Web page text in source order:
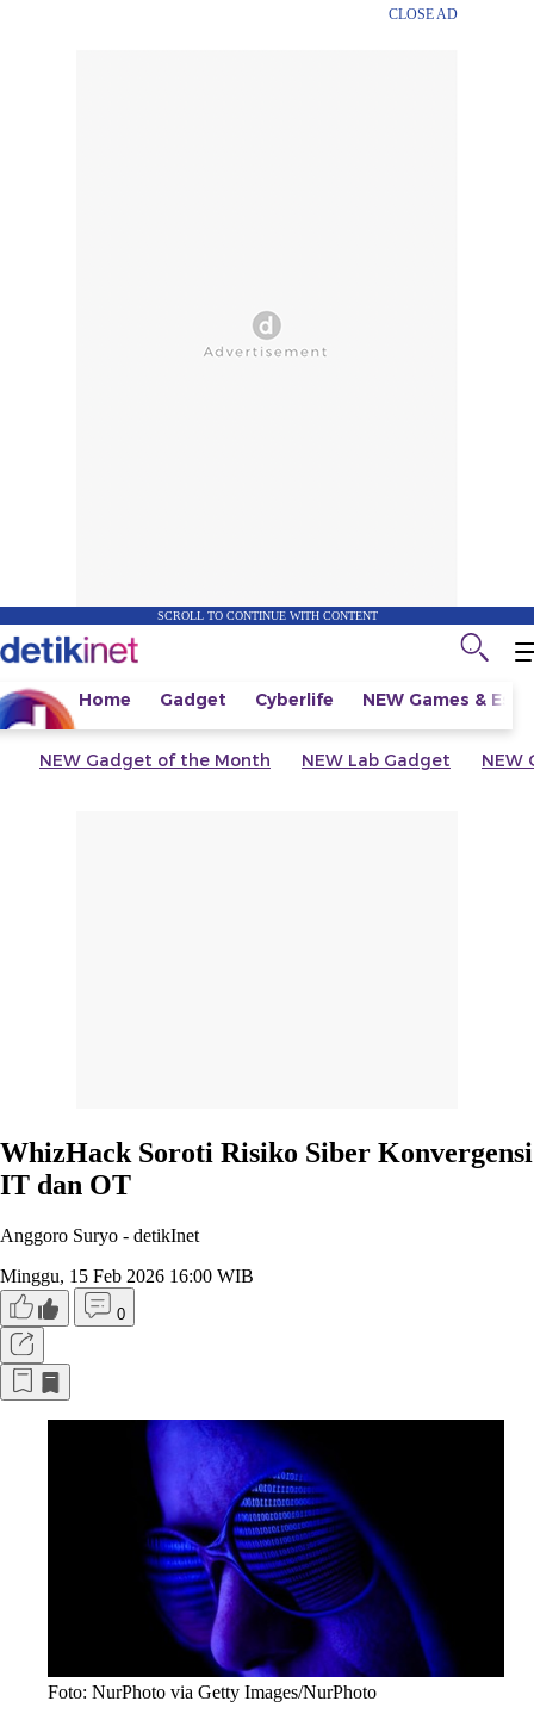
CLOSE AD
SCROLL TO CONTINUE WITH CONTENT
Home Gadget Cyberlife NEW Games &
NEW Gadget of the Month NEW Lab Gadget NEW
WhizHack Soroti Risiko Siber Konvergensi
IT dan OT
Anggoro Suryo - detikInet
Minggu, 15 Feb 2026 16:00 WIB
0
Foto: NurPhoto via Getty Images/NurPhoto